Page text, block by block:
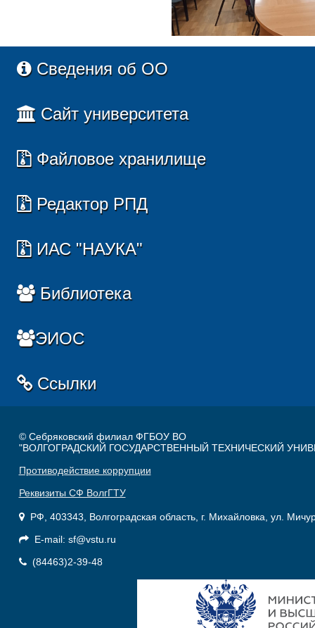
Сведения об ОО
Сайт университета
Файловое хранилище
Редактор РПД
ИАС "НАУКА"
Библиотека
ЭИОС
Ссылки
© Себряковский филиал ФГБОУ ВО
"ВОЛГОГРАДСКИЙ ГОСУДАРСТВЕННЫЙ ТЕХНИЧЕСКИЙ
Противодействие коррупции
Реквизиты СФ ВолгГТУ
РФ, 403343, Волгоградская область, г. Михайловка, ул.
E-mail: sf@vstu.ru
(84463)2-39-48